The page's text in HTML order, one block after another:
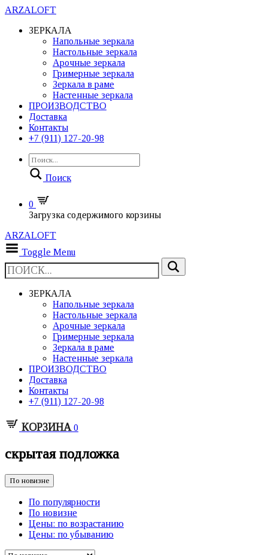
ARZALOFT
ЗЕРКАЛА
Напольные зеркала
Настольные зеркала
Арочные зеркала
Гримерные зеркала
Зеркала в раме
Настенные зеркала
ПРОИЗВОДСТВО
Доставка
Контакты
+7 (911) 127-20-98
Поиск
0
Загрузка содержимого корзины
ARZALOFT
Toggle Menu
ЗЕРКАЛА
Напольные зеркала
Настольные зеркала
Арочные зеркала
Гримерные зеркала
Зеркала в раме
Настенные зеркала
ПРОИЗВОДСТВО
Доставка
Контакты
+7 (911) 127-20-98
КОРЗИНА 0
скрытая подложка
По новизне
По популярности
По новизне
Цены: по возрастанию
Цены: по убыванию